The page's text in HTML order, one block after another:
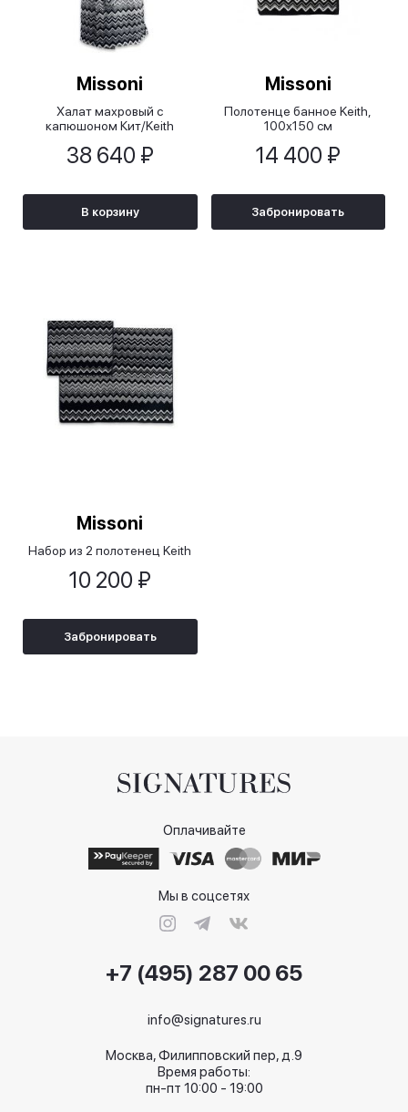
Missoni
Халат махровый с
капюшоном Кит/Keith
38 640 ₽
В корзину
Missoni
Полотенце банное Keith,
100х150 см
14 400 ₽
Забронировать
Missoni
Набор из 2 полотенец Keith
10 200 ₽
Забронировать
Оплачивайте
Мы в соцсетях
+7 (495) 287 00 65
info@signatures.ru
Москва, Филипповский пер, д.9
Время работы:
пн-пт 10:00 - 19:00